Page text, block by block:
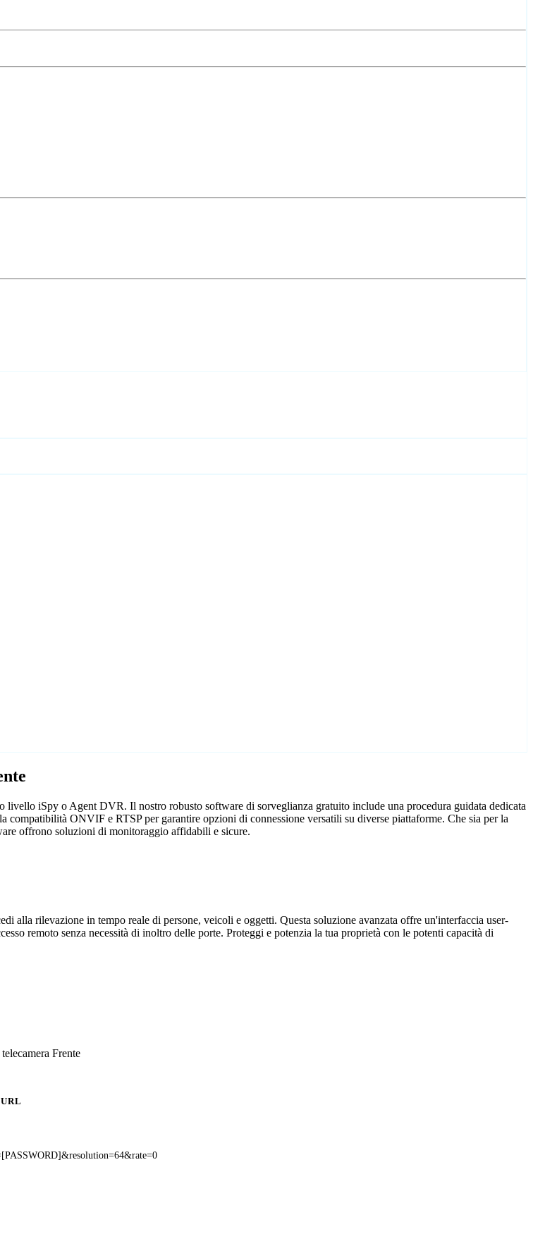
livello iSpy o Agent DVR. Il nostro robusto software di sorveglianza gratuito include una procedura guidata dedicata
ONVIF e RTSP per garantire opzioni di connessione versatili su diverse piattaforme. Che sia per la
offrono soluzioni di monitoraggio affidabili e sicure.
rilevazione in tempo reale di persone, veicoli e oggetti. Questa soluzione avanzata offre un'interfaccia user-
remoto senza necessità di inoltro delle porte. Proteggi e potenzia la tua proprietà con le potenti capacità di
Frente
URL